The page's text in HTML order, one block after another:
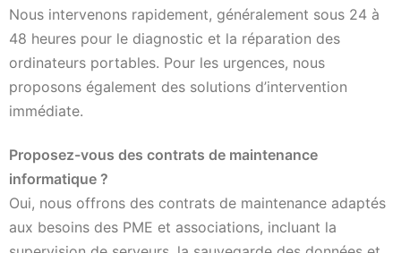
Nous intervenons rapidement, généralement sous 24 à
48 heures pour le diagnostic et la réparation des
ordinateurs portables. Pour les urgences, nous
proposons également des solutions d’intervention
immédiate.
Proposez-vous des contrats de maintenance
informatique ?
Oui, nous offrons des contrats de maintenance adaptés
aux besoins des PME et associations, incluant la